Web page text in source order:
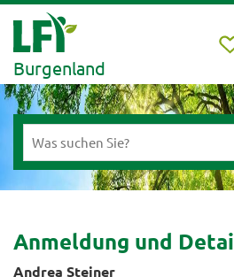
Burgenland
Anmeldung und
Andrea Steiner